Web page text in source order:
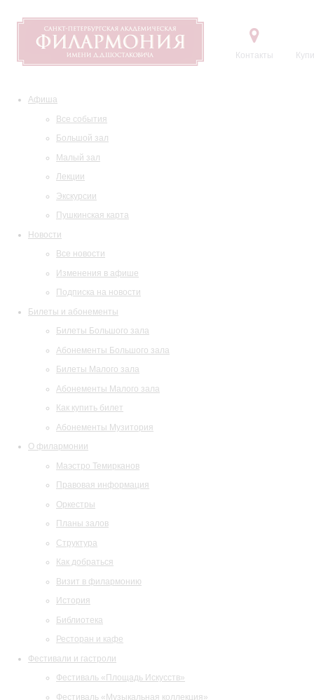
Контакты
Афиша
Все события
Большой зал
Малый зал
Лекции
Экскурсии
Пушкинская карта
Новости
Все новости
Изменения в афише
Подписка на новости
Билеты и абонементы
Билеты Большого зала
Абонементы Большого зала
Билеты Малого зала
Абонементы Малого зала
Как купить билет
Абонементы Музитория
О филармонии
Маэстро Темирканов
Правовая информация
Оркестры
Планы залов
Структура
Как добраться
Визит в филармонию
История
Библиотека
Ресторан и кафе
Фестивали и гастроли
Фестиваль «Площадь Искусств»
Фестиваль «Музыкальная коллекция»